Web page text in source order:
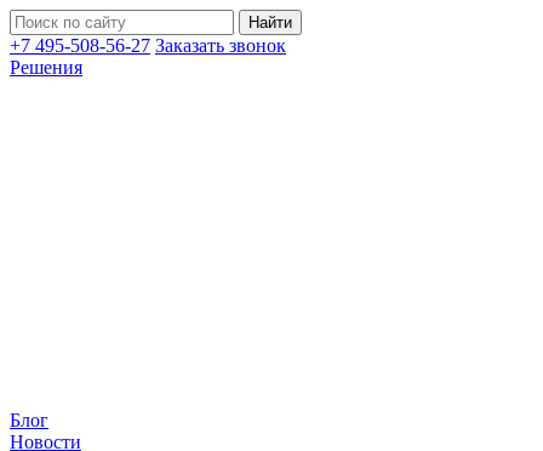
+7 495-508-56-27 Заказать звонок
Решения
Блог
Новости